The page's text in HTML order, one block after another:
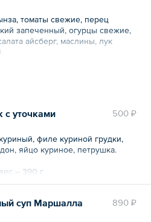
томаты свежие, перец
запеченный, огурцы свежие,
айсберг, маслины, лук
500 ₽
с уточками
филе куриной грудки,
яйцо куриное, петрушка.
– 390 г
890 ₽
суп Маршалла